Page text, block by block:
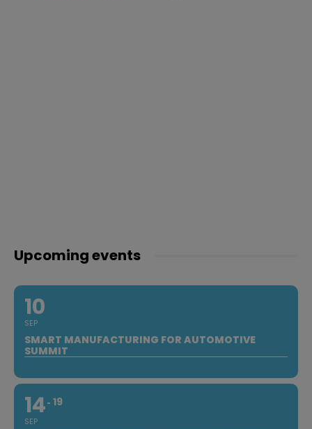
Upcoming events
10
SEP
SMART MANUFACTURING FOR AUTOMOTIVE
SUMMIT
14
SEP
19